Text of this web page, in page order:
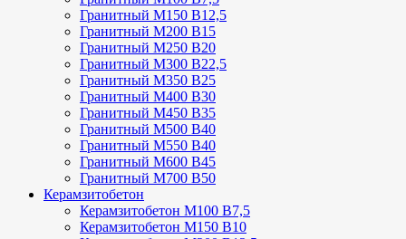
Гранитный М150 В12,5
Гранитный М200 В15
Гранитный М250 В20
Гранитный М300 В22,5
Гранитный М350 В25
Гранитный М400 В30
Гранитный М450 В35
Гранитный М500 В40
Гранитный М550 В40
Гранитный М600 В45
Гранитный М700 В50
Керамзитобетон
Керамзитобетон М100 В7,5
Керамзитобетон М150 В10